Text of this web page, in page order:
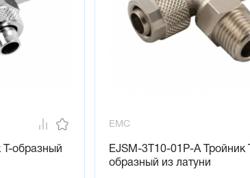
Т-образный
EMC
EJSM-3T10-01P-A Тройник
образный из латуни